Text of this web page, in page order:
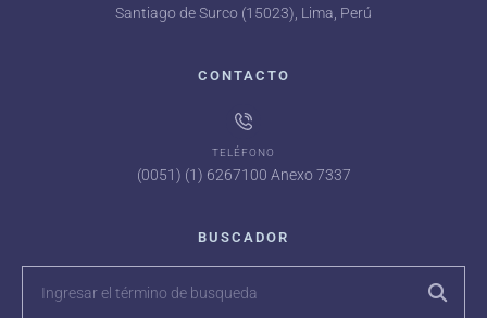
Santiago de Surco (15023), Lima, Perú
CONTACTO
TELÉFONO
(0051) (1) 6267100 Anexo 7337
BUSCADOR